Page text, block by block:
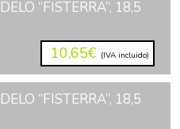
“FISTERRA”, 18,5
10,65€ (IVA incluido)
“FISTERRA”, 18,5